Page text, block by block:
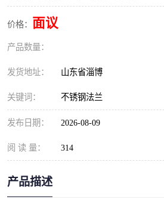
价格： 面议
产品数量：
发货地址： 山东省淄博
关键词： 不锈钢法兰
发布日期： 2026-08-09
阅 读 量： 314
产品描述